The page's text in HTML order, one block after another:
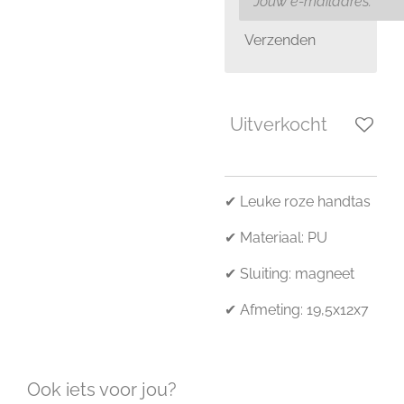
Verzenden
Uitverkocht
✔ Leuke roze handtas
✔ Materiaal: PU
✔ Sluiting: magneet
✔ Afmeting: 19,5x12x7
Ook iets voor jou?